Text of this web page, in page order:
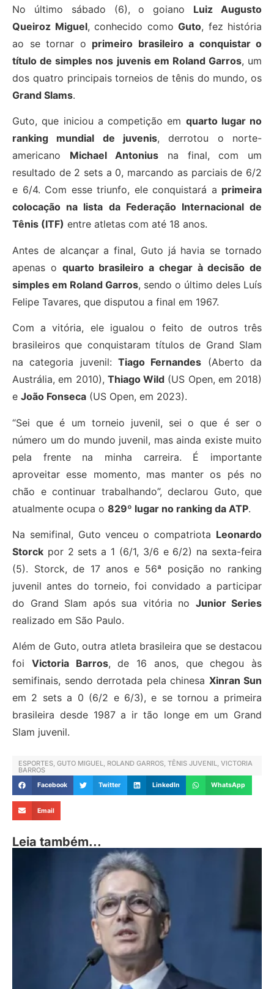
No último sábado (6), o goiano Luiz Augusto
Queiroz Miguel, conhecido como Guto, fez história
ao se tornar o primeiro brasileiro a conquistar o
título de simples nos juvenis em Roland Garros, um
dos quatro principais torneios de tênis do mundo, os
Grand Slams.
Guto, que iniciou a competição em quarto lugar no
ranking mundial de juvenis, derrotou o norte-
americano Michael Antonius na final, com um
resultado de 2 sets a 0, marcando as parciais de 6/2
e 6/4. Com esse triunfo, ele conquistará a primeira
colocação na lista da Federação Internacional de
Tênis (ITF) entre atletas com até 18 anos.
Antes de alcançar a final, Guto já havia se tornado
apenas o quarto brasileiro a chegar à decisão de
simples em Roland Garros, sendo o último deles Luís
Felipe Tavares, que disputou a final em 1967.
Com a vitória, ele igualou o feito de outros três
brasileiros que conquistaram títulos de Grand Slam
na categoria juvenil: Tiago Fernandes (Aberto da
Austrália, em 2010), Thiago Wild (US Open, em 2018)
e João Fonseca (US Open, em 2023).
“Sei que é um torneio juvenil, sei o que é ser o
número um do mundo juvenil, mas ainda existe muito
pela frente na minha carreira. É importante
aproveitar esse momento, mas manter os pés no
chão e continuar trabalhando”, declarou Guto, que
atualmente ocupa o 829º lugar no ranking da ATP.
Na semifinal, Guto venceu o compatriota Leonardo
Storck por 2 sets a 1 (6/1, 3/6 e 6/2) na sexta-feira
(5). Storck, de 17 anos e 56ª posição no ranking
juvenil antes do torneio, foi convidado a participar
do Grand Slam após sua vitória no Junior Series
realizado em São Paulo.
Além de Guto, outra atleta brasileira que se destacou
foi Victoria Barros, de 16 anos, que chegou às
semifinais, sendo derrotada pela chinesa Xinran Sun
em 2 sets a 0 (6/2 e 6/3), e se tornou a primeira
brasileira desde 1987 a ir tão longe em um Grand
Slam juvenil.
ESPORTES, GUTO MIGUEL, ROLAND GARROS, TÊNIS JUVENIL, VICTORIA
BARROS
Facebook Twitter LinkedIn WhatsApp
Email
Leia também...